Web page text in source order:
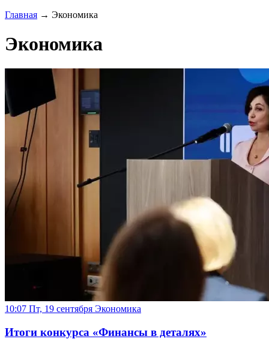
Главная → Экономика
Экономика
10:07 Пт, 19 сентября Экономика
Итоги конкурса «Финансы в деталях»